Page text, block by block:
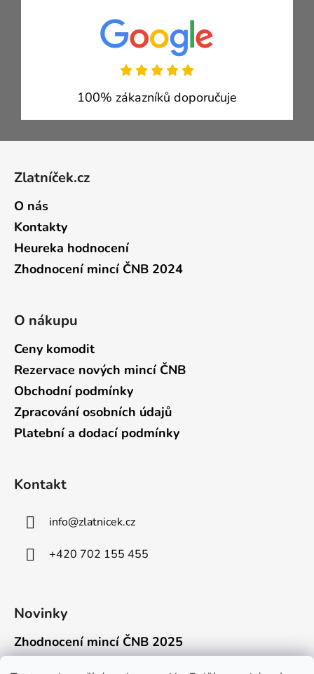
100% zákazníků doporučuje
Zlatníček.cz
O nás
Kontakty
Heureka hodnocení
Zhodnocení mincí ČNB 2024
O nákupu
Ceny komodit
Rezervace nových mincí ČNB
Obchodní podmínky
Zpracování osobních údajů
Platební a dodací podmínky
Kontakt
info@zlatnicek.cz
+420 702 155 455
Novinky
Zhodnocení mincí ČNB 2025